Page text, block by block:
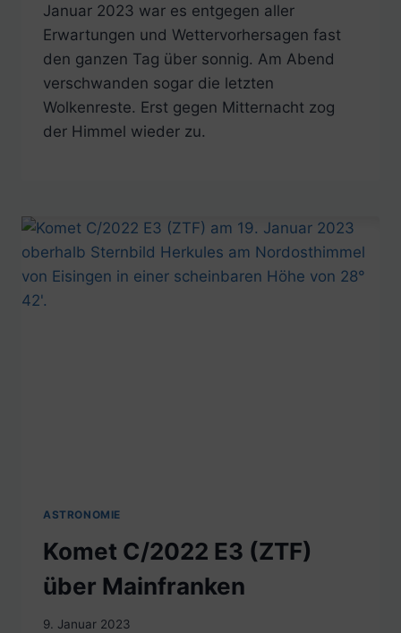
Januar 2023 war es entgegen aller
Erwartungen und Wettervorhersagen fast
den ganzen Tag über sonnig. Am Abend
verschwanden sogar die letzten
Wolkenreste. Erst gegen Mitternacht zog
der Himmel wieder zu.
ASTRONOMIE
Komet C/2022 E3 (ZTF)
über Mainfranken
9. Januar 2023